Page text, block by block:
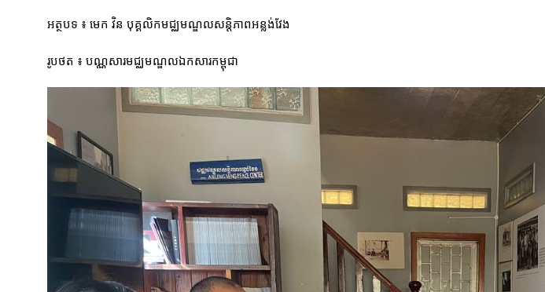
អត្ថបទ ៖ មេក វិន បុគ្គលិកមជ្ឈមណ្ឌលសន្តិភាពអន្លង់វែង
រូបថត ៖ បណ្ណសារមជ្ឈមណ្ឌលឯកសារកម្ពុជា